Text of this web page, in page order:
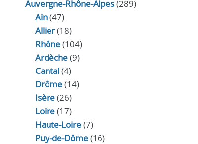
Auvergne-Rhône-Alpes(289)
Ain(47)
Allier(18)
Rhône(104)
Ardèche(9)
Cantal(4)
Drôme(14)
Isère(26)
Loire(17)
Haute-Loire(7)
Puy-de-Dôme(16)